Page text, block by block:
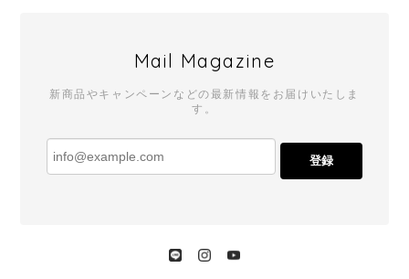
Mail Magazine
新商品やキャンペーンなどの最新情報をお届けいたしま
す。
登録